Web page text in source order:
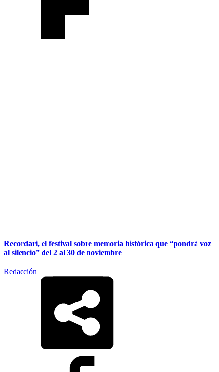
Recordari, el festival sobre memoria histórica que “pondrá voz
al silencio” del 2 al 30 de noviembre
Redacción